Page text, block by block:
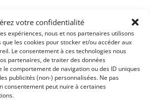
votre confidentialité
expériences, nous et nos partenaires utilisons
les cookies pour stocker et/ou accéder aux
Le consentement à ces technologies nous
partenaires, de traiter des données
le comportement de navigation ou des ID uniques
publicités (non-) personnalisées. Ne pas
consentement peut nuire à certaines